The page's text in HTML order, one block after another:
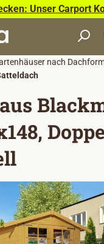
Unser Carport
nach